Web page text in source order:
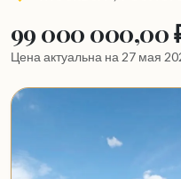
99 000 000,00
Цена актуальна на 27 мая